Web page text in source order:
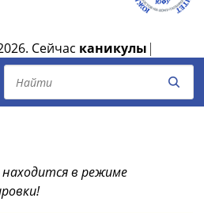
Сейчас каникулы |
в режиме